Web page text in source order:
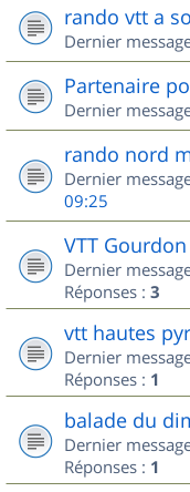
rando vtt a
Dernier
Partenaire
Dernier
rando nord
Dernier
09:25
VTT Gourdon
Dernier
Réponses : 3
vtt hautes
Dernier
Réponses : 1
balade du
Dernier
Réponses : 1